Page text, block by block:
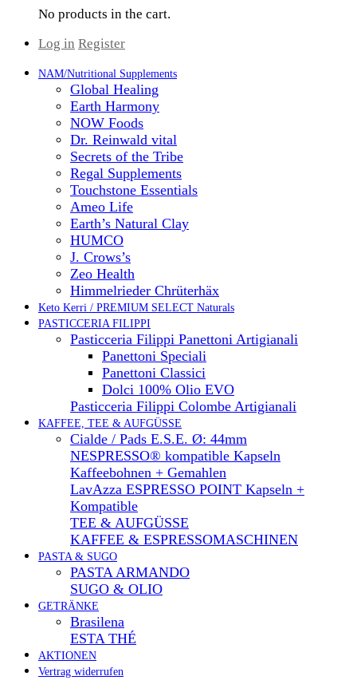
No products in the cart.
Log in Register
NAM/Nutritional Supplements
Global Healing
Earth Harmony
NOW Foods
Dr. Reinwald vital
Secrets of the Tribe
Regal Supplements
Touchstone Essentials
Ameo Life
Earth’s Natural Clay
HUMCO
J. Crows’s
Zeo Health
Himmelrieder Chrüterhäx
Keto Kerri / PREMIUM SELECT Naturals
PASTICCERIA FILIPPI
Pasticceria Filippi Panettoni Artigianali
Panettoni Speciali
Panettoni Classici
Dolci 100% Olio EVO
Pasticceria Filippi Colombe Artigianali
KAFFEE, TEE & AUFGÜSSE
Cialde / Pads E.S.E. Ø: 44mm
NESPRESSO® kompatible Kapseln
Kaffeebohnen + Gemahlen
LavAzza ESPRESSO POINT Kapseln +
Kompatible
TEE & AUFGÜSSE
KAFFEE & ESPRESSOMASCHINEN
PASTA & SUGO
PASTA ARMANDO
SUGO & OLIO
GETRÄNKE
Brasilena
ESTA THÉ
AKTIONEN
Vertrag widerrufen